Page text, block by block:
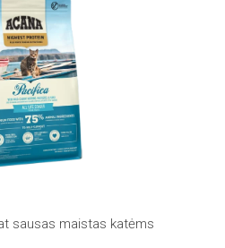
sausas maistas katėms